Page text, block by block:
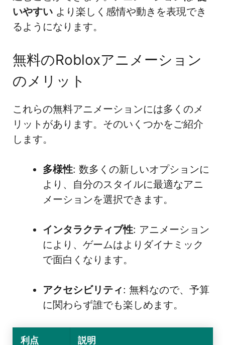
いやすい より楽しく感情や動きを表現でき
るようになります。
無料のRobloxアニメーション
のメリット
これらの無料アニメーションには多くのメ
リットがあります。そのいくつかをご紹介
します。
多様性: 数多くの新しいオプションに
より、自分のスタイルに最適なアニ
メーションを選択できます。
インタラクティブ性: アニメーション
により、ゲームはよりダイナミック
で面白くなります。
アクセシビリティ: 無料なので、予算
に関わらず誰でも楽しめます。
利点 説明